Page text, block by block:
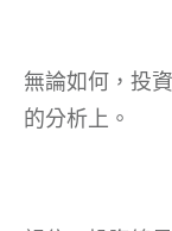
無論如何，投
的分析上。